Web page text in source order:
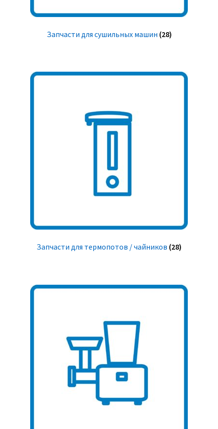
Запчасти для сушильных машин (28)
Запчасти для термопотов / чайников (28)